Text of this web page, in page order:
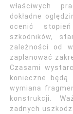
właściwych
dokładne
ocenić
szkodników,
zależności od
zaplanować
Czasami
konieczne
wymiana
konstrukcji.
żadnych